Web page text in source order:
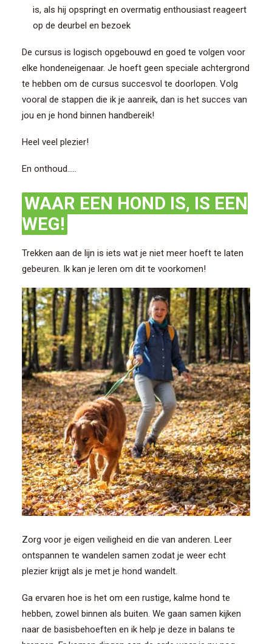
is, als hij opspringt en overmatig enthousiast reageert
op de deurbel en bezoek
De cursus is logisch opgebouwd en goed te volgen voor
elke hondeneigenaar. Je hoeft geen speciale achtergrond
te hebben om de cursus succesvol te doorlopen. Volg
vooral de stappen die ik je aanreik, dan is het succes van
jou en je hond binnen handbereik!
Heel veel plezier!
En onthoud…..
WAAR EEN HOND IS, IS EEN
WEG!
Trekken aan de lijn is iets wat je niet meer hoeft te laten
gebeuren. Ik kan je leren om dit te voorkomen!
Zorg voor je eigen veiligheid en die van anderen. Leer
ontspannen te wandelen samen zodat je weer echt
plezier krijgt als je met je hond wandelt.
Ga ervaren hoe is het om een rustige, kalme hond te
hebben, zowel binnen als buiten. We gaan samen kijken
naar de basisbehoeften en ik help je deze in balans te